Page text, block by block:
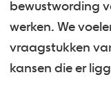
bewustwording
werken. We
vraagstukken
kansen die er